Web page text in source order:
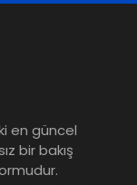
Atandı
koruma
tutuyor
en güncel
bir bakış